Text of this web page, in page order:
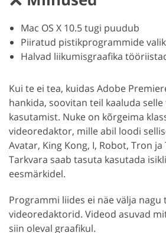
Mac OS X 10.5 tugi puudub
Piiratud pistikprogrammide
Halvad liikumisgraafika
Kui te ei tea, kuidas Adobe
hankida, soovitan teil kaaluda
kasutamist. Nuke on kõrgeima
videoredaktor, mille abil loodi
Avatar, King Kong, I, Robot, Tron
Tarkvara saab tasuta kasutada
eesmärkidel.
Programmi liides ei näe välja nagu
videoredaktorid. Videod asuvad
siin oleval graafikul.